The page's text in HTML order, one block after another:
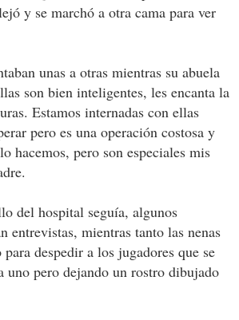
y se marchó a otra cama para ver
unas a otras mientras su abuela
son bien inteligentes, les encanta la
Estamos internadas con ellas
pero es una operación costosa y
hacemos, pero son especiales mis
del hospital seguía, algunos
entrevistas, mientras tanto las nenas
despedir a los jugadores que se
uno pero dejando un rostro dibujado